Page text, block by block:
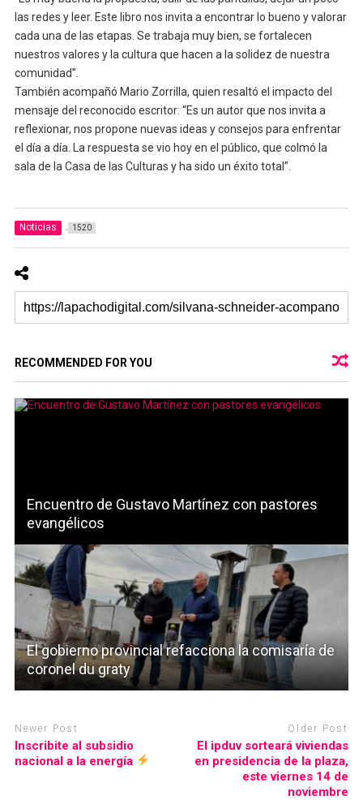
las redes y leer. Este libro nos invita a encontrar lo bueno y valorar
cada una de las etapas. Se trabaja muy bien, se fortalecen
nuestros valores y la cultura que hacen a la solidez de nuestra
comunidad”.
También acompañó Mario Zorrilla, quien resaltó el impacto del
mensaje del reconocido escritor: “Es un autor que nos invita a
reflexionar, nos propone nuevas ideas y consejos para enfrentar
el día a día. La respuesta se vio hoy en el público, que colmó la
sala de la Casa de las Culturas y ha sido un éxito total”.
Noticias 1520
RECOMMENDED FOR YOU
Encuentro de Gustavo Martínez con pastores
evangélicos
El gobierno provincial refacciona la comisaría de
coronel du graty
Newer Post
Inscribite al subsidio
nacional a la energía
Older Post
El ipduv sorteará viviendas
en presidencia de la plaza,
este viernes 14 de
noviembre